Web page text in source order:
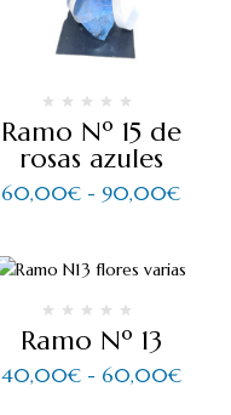
Ramo Nº 15 de
rosas azules
60,00€ - 90,00€
Ramo Nº 13
40,00€ - 60,00€